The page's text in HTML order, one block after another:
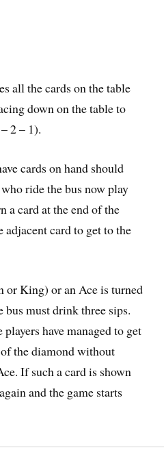
all the cards on the table
down on the table to
2 – 1).
cards on hand should
ride the bus now play
a card at the end of the
adjacent card to get to the
or King) or an Ace is turned
bus must drink three sips.
have managed to get
the diamond without
If such a card is shown
and the game starts